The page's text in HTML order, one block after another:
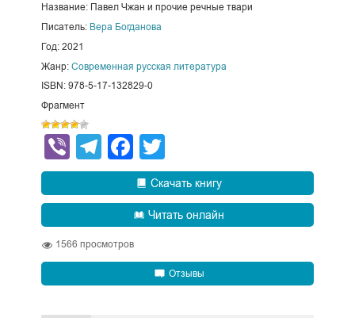
Название: Павел Чжан и прочие речные твари
Писатель: Вера Богданова
Год: 2021
Жанр: Современная русская литература
ISBN: 978-5-17-132829-0
Фрагмент
ViberTelegram
Facebook
Скачать книгу
Читать онлайн
1566 просмотров
Отзывы